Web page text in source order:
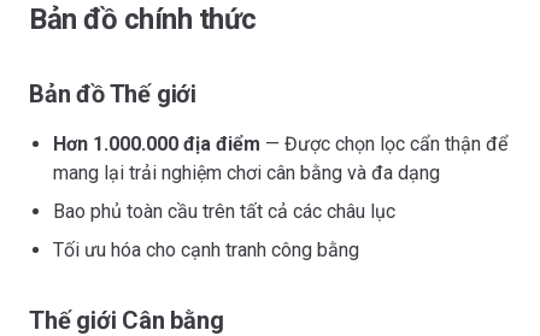
Bản đồ chính thức
Bản đồ Thế giới
Hơn 1.000.000 địa điểm — Được chọn lọc cẩn thận để
mang lại trải nghiệm chơi cân bằng và đa dạng
Bao phủ toàn cầu trên tất cả các châu lục
Tối ưu hóa cho cạnh tranh công bằng
Thế giới Cân bằng